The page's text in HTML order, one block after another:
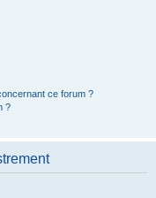
ce forum ?
?